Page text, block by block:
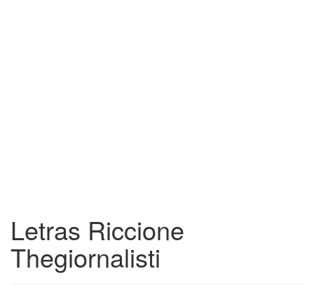
Letras Riccione
Thegiornalisti